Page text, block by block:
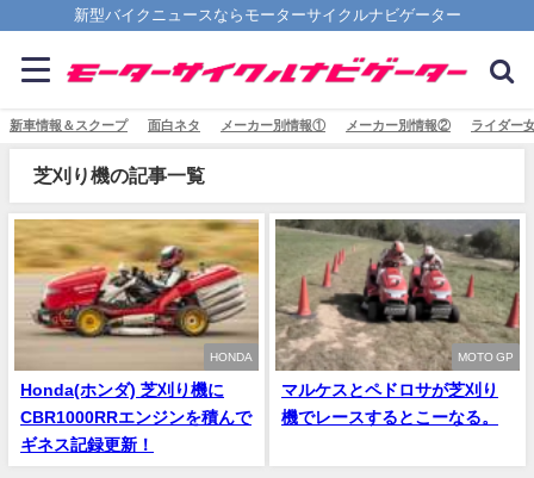
新型バイクニュースならモーターサイクルナビゲーター
新車情報＆スクープ 面白ネタ メーカー別情報① メーカー別情報② ライダー
芝刈り機の記事一覧
HONDA
Honda(ホンダ) 芝刈り機に
CBR1000RRエンジンを積んで
ギネス記録更新！
MOTO GP
マルケスとペドロサが芝刈り
機でレースするとこーなる。